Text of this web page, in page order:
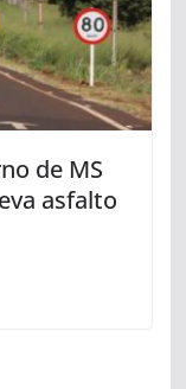
de MS
asfalto